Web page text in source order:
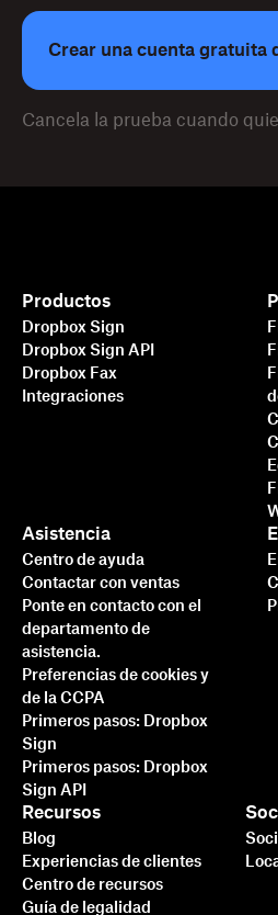
Crear una cuenta gratuita
Cancela la prueba cuando
Productos
Dropbox Sign
Dropbox Sign API
Dropbox Fax
Integraciones
Asistencia
Centro de ayuda
Contactar con ventas
Ponte en contacto con el
departamento de
asistencia.
Preferencias de cookies y
de la CCPA
Primeros pasos: Dropbox
Sign
Primeros pasos: Dropbox
Sign API
Recursos
Blog
Experiencias de clientes
Centro de recursos
Guía de legalidad